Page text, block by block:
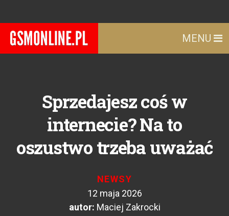
MENU
Sprzedajesz coś w
internecie? Na to
oszustwo trzeba uważać
NEWSY
12 maja 2026
autor: Maciej Zakrocki